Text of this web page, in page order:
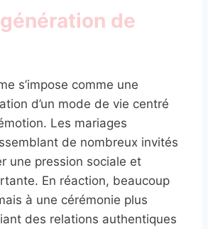
de
s’impose comme une
d’un mode de vie centré
Les mariages
de nombreux invités
une pression sociale et
En réaction, beaucoup
à une cérémonie plus
des relations authentiques